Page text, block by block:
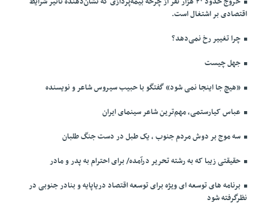
اقتصادی بر اشتغال است.
چرا تغییر رخ نمی‌دهد؟
جهل چیست
«هیچ جا اینجا نمی شود» گفتگو با حبیب سیروس شاعر و نویسنده
عباس کیارستمی، مهم‌ترین شاعر سینمای ایران
سه موج بر دوش مردم جنوب ، یک طبل در دست جنگ طلبان
حقیقتی زیبا که به رشته تحریر درآمده/ برای احترام به پدر و مادر
برنامه های توسعه ای ویژه برای توسعه اقتصاد دریاپایه و بنادر جنوبی در
نظرگرفته شود